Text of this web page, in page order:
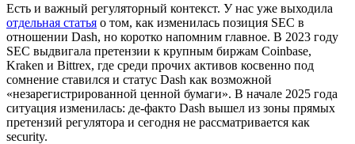
Есть и важный регуляторный контекст. У нас уже выходила
отдельная статья о том, как изменилась позиция SEC в
отношении Dash, но коротко напомним главное. В 2023 году
SEC выдвигала претензии к крупным биржам Coinbase,
Kraken и Bittrex, где среди прочих активов косвенно под
сомнение ставился и статус Dash как возможной
«незарегистрированной ценной бумаги». В начале 2025 года
ситуация изменилась: де-факто Dash вышел из зоны прямых
претензий регулятора и сегодня не рассматривается как
security.